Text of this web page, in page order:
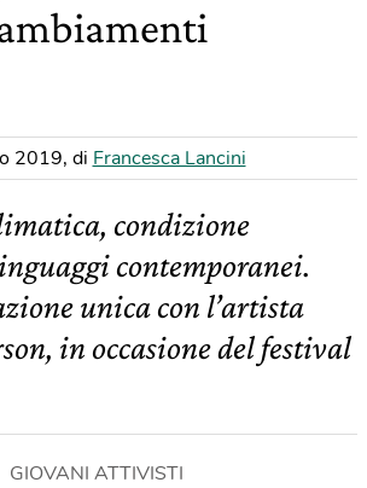
2019, di Francesca Lancini
condizione
contemporanei.
unica con l’artista
in occasione del festival
GIOVANI ATTIVISTI